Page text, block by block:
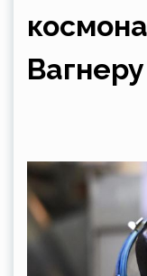
Вагнеру